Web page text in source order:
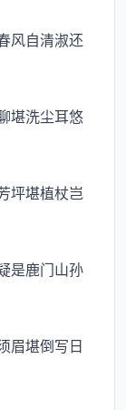
风自清淑还
堪洗尘耳悠
坪堪植杖岂
是鹿门山孙
堪倒写日